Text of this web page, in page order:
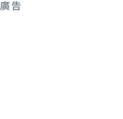
廣告